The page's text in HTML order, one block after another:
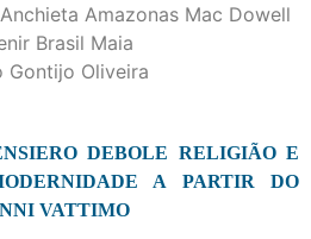
Amazonas Mac Dowell
Brasil Maia
Gontijo Oliveira
DEBOLE RELIGIÃO E
A PARTIR DO
VATTIMO